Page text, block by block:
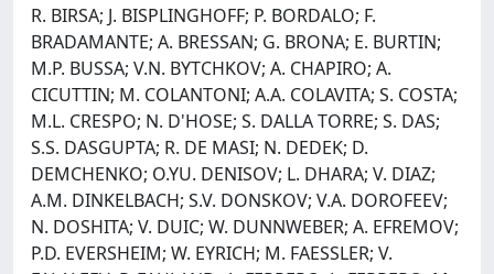
R. BIRSA; J. BISPLINGHOFF; P. BORDALO; F.
BRADAMANTE; A. BRESSAN; G. BRONA; E. BURTIN;
M.P. BUSSA; V.N. BYTCHKOV; A. CHAPIRO; A.
CICUTTIN; M. COLANTONI; A.A. COLAVITA; S. COSTA;
M.L. CRESPO; N. D'HOSE; S. DALLA TORRE; S. DAS;
S.S. DASGUPTA; R. DE MASI; N. DEDEK; D.
DEMCHENKO; O.YU. DENISOV; L. DHARA; V. DIAZ;
A.M. DINKELBACH; S.V. DONSKOV; V.A. DOROFEEV;
N. DOSHITA; V. DUIC; W. DUNNWEBER; A. EFREMOV;
P.D. EVERSHEIM; W. EYRICH; M. FAESSLER; V.